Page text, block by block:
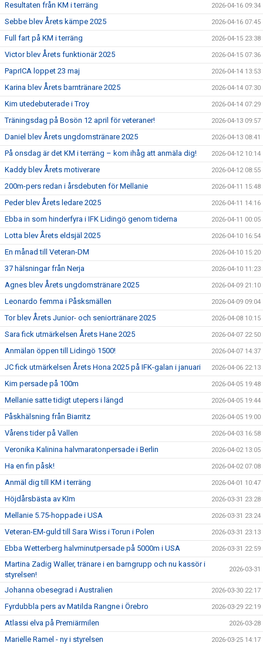
Resultaten från KM i terräng 2026-04-16 09:34
Sebbe blev Årets kämpe 2025 2026-04-16 07:45
Full fart på KM i terräng 2026-04-15 23:38
Victor blev Årets funktionär 2025 2026-04-15 07:36
PaprICA loppet 23 maj 2026-04-14 13:53
Karina blev Årets barntränare 2025 2026-04-14 07:30
Kim utedebuterade i Troy 2026-04-14 07:29
Träningsdag på Bosön 12 april för veteraner! 2026-04-13 09:57
Daniel blev Årets ungdomstränare 2025 2026-04-13 08:41
På onsdag är det KM i terräng – kom ihåg att anmäla dig! 2026-04-12 10:14
Kaddy blev Årets motiverare 2026-04-12 08:55
200m-pers redan i årsdebuten för Mellanie 2026-04-11 15:48
Peder blev Årets ledare 2025 2026-04-11 14:16
Ebba in som hinderfyra i IFK Lidingö genom tiderna 2026-04-11 00:05
Lotta blev Årets eldsjäl 2025 2026-04-10 16:54
En månad till Veteran-DM 2026-04-10 15:20
37 hälsningar från Nerja 2026-04-10 11:23
Agnes blev Årets ungdomstränare 2025 2026-04-09 21:10
Leonardo femma i Påsksmällen 2026-04-09 09:04
Tor blev Årets Junior- och seniortränare 2025 2026-04-08 10:15
Sara fick utmärkelsen Årets Hane 2025 2026-04-07 22:50
Anmälan öppen till Lidingö 1500! 2026-04-07 14:37
JC fick utmärkelsen Årets Hona 2025 på IFK-galan i januari 2026-04-06 22:13
Kim persade på 100m 2026-04-05 19:48
Mellanie satte tidigt utepers i längd 2026-04-05 19:44
Påskhälsning från Biarritz 2026-04-05 19:00
Vårens tider på Vallen 2026-04-03 16:58
Veronika Kalinina halvmaratonpersade i Berlin 2026-04-02 13:05
Ha en fin påsk! 2026-04-02 07:08
Anmäl dig till KM i terräng 2026-04-01 10:47
Höjdårsbästa av KIm 2026-03-31 23:28
Mellanie 5.75-hoppade i USA 2026-03-31 23:24
Veteran-EM-guld till Sara Wiss i Torun i Polen 2026-03-31 23:13
Ebba Wetterberg halvminutpersade på 5000m i USA 2026-03-31 22:59
Martina Zadig Waller, tränare i en barngrupp och nu kassör i
styrelsen!
2026-03-31
Johanna obesegrad i Australien 2026-03-30 22:17
Fyrdubbla pers av Matilda Rangne i Örebro 2026-03-29 22:19
Atlassi elva på Premiärmilen 2026-03-28
Marielle Ramel - ny i styrelsen 2026-03-25 14:17